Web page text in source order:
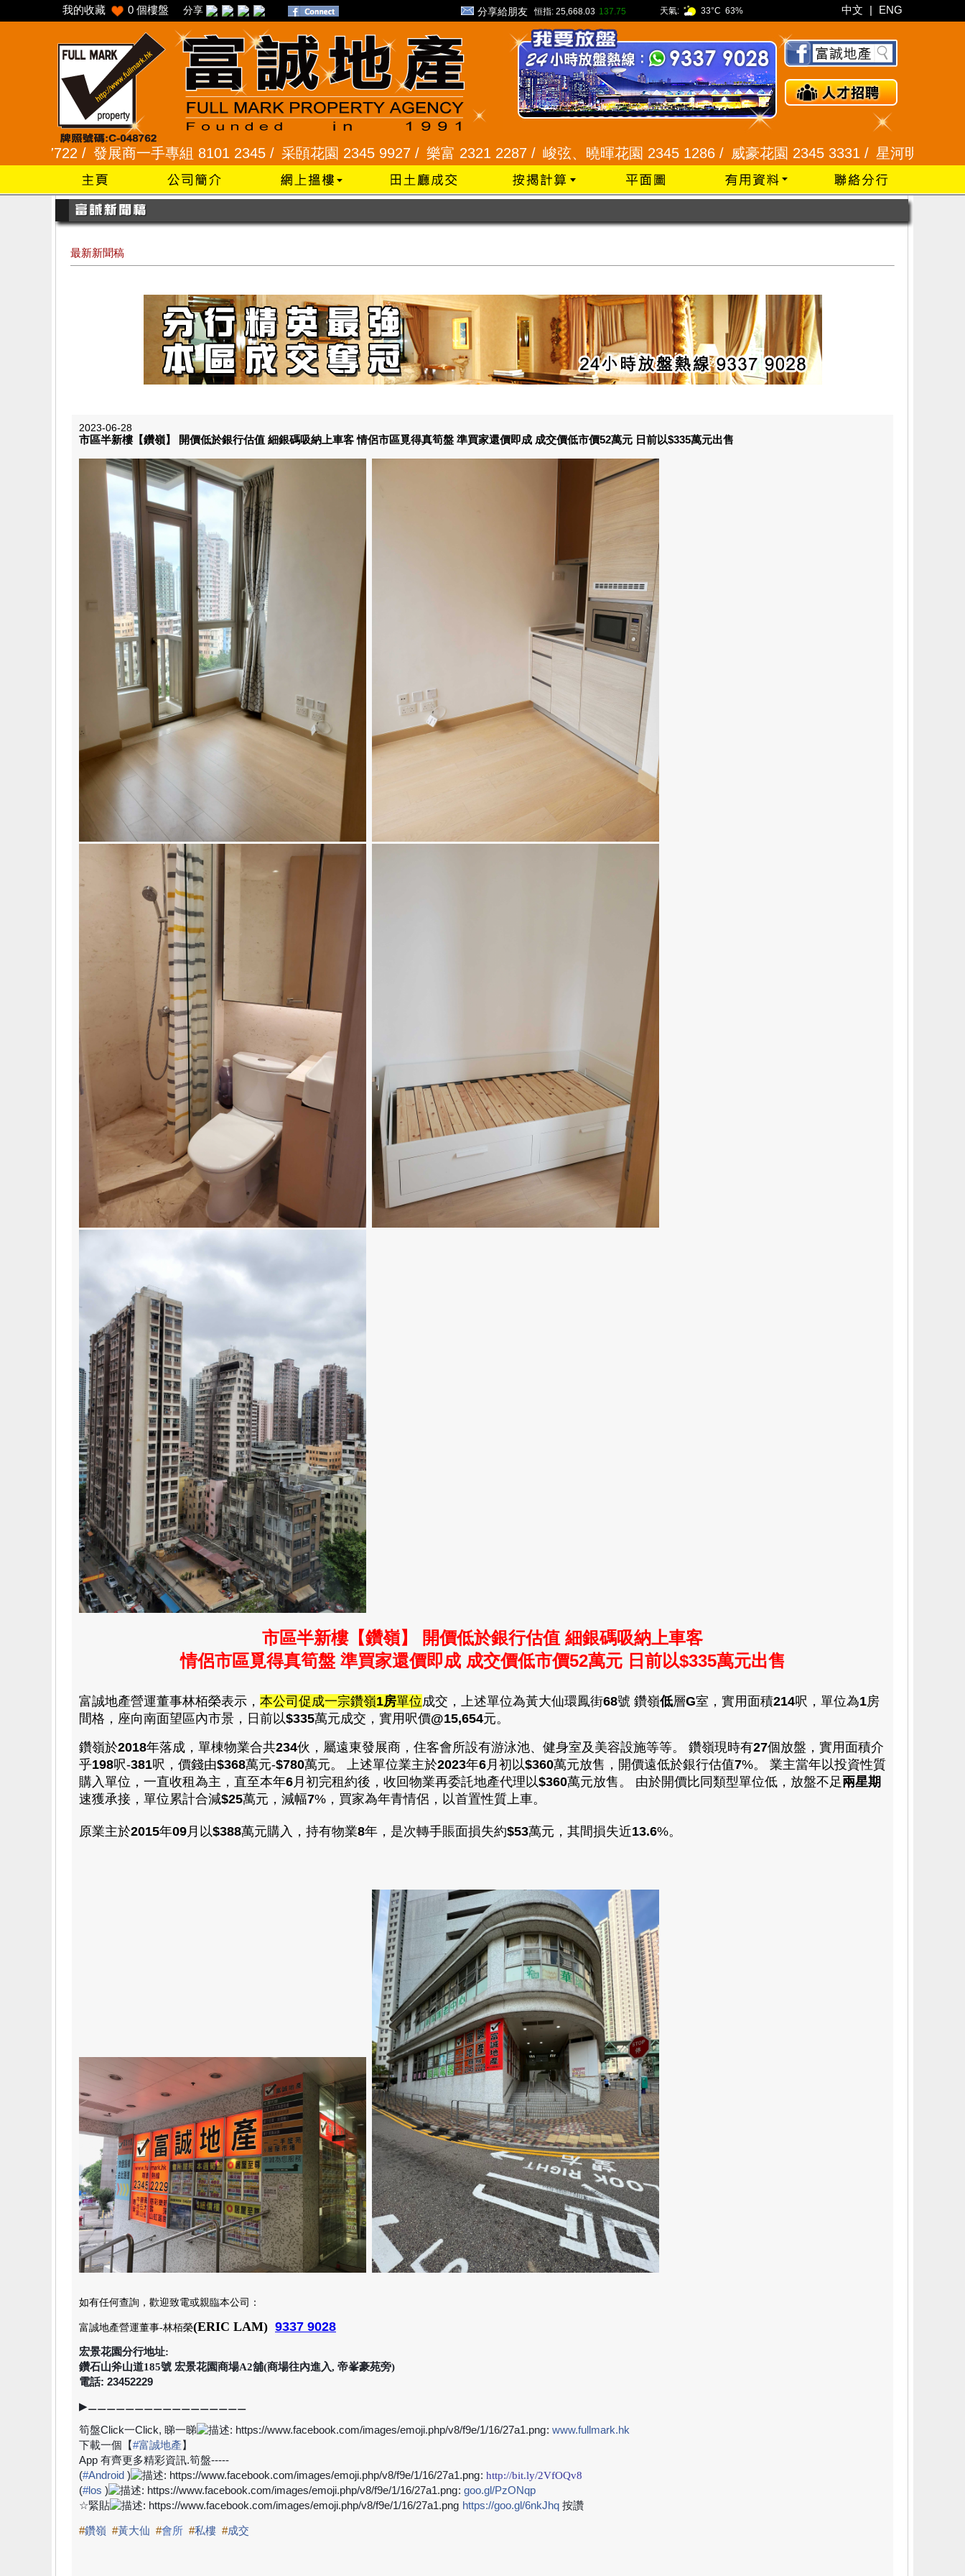
我的收藏 0 個樓盤 分享 分享給朋友 恒指: 25,668.03 137.75 天氣: 33°C 63% 中文 | ENG
展商一手專組 8101 2345 /采頣花園 2345 9927 /樂富 2321 2287 /峻弦、曉暉花園 2345 1286 /威豪花園 2345 3331 /星河明居、悅庭軒 2116
最新新聞稿
2023-06-28
市區半新樓【鑽嶺】 開價低於銀行估值 細銀碼吸納上車客 情侶市區覓得真筍盤 準買家還價即成 成交價低市價52萬元 日前以$335萬元出售
市區半新樓【鑽嶺】 開價低於銀行估值 細銀碼吸納上車客
情侶市區覓得真筍盤 準買家還價即成 成交價低市價52萬元 日前以$335萬元出售
富誠地產營運董事林栢榮表示 ， 本公司促成一宗鑽嶺1房單位成交 ， 上述單位為黃大仙環鳳街68號 鑽嶺低層G室 ， 實用面積214呎， 單位為1房
間格，座向南面望區內市景， 日前以$335萬元成交， 實用呎價@15,654元。
鑽嶺於2018年落成，單棟物業合共234伙，屬遠東發展商， 住客會所設有游泳池、健身室及美容設施等等。 鑽嶺現時有27個放盤，實用面積介
乎198呎-381呎，價錢由$368萬元-$780萬元。 上述單位業主於2023年6 月初以$360萬元放售，開價遠低於銀行估值7%。 業主當年以投資性質
購入單位，一直收租為主，直至本年6 月初完租約後，收回物業再委託地產代理以$360萬元放售。 由於開價比同類型單位低，放盤不足 兩星期
速獲承接，單位累計合減$25萬元，減幅7%，買家為年青情侶，以首置性質上車。
原業主於2015年09 月以$388萬元購入， 持有物業8年，是次轉手賬面損失約$53萬元，其間損失近13.6%。
如有任何查詢，歡迎致電或親臨本公司 ：
富誠地產營運董事-林栢榮(ERIC LAM) 9337 9028
宏景花園分行地址:
鑽石山斧山道185號 宏景花園商場A2舖(商場往內進入, 帝峯豪苑旁)
電話: 23452229
▶⚊⚊⚊⚊⚊⚊⚊⚊⚊⚊⚊⚊⚊⚊⚊⚊⚊
筍盤Click一Click, 睇一睇 : www.fullmark.hk
下載一個【#富誠地產】
App 有齊更多精彩資訊.筍盤-----
(#Android ) : http://bit.ly/2VfOQv8
(#los ) : goo.gl/PzONqp
☆緊貼 https://goo.gl/6nkJhq 按讚
#鑽嶺 #黃大仙 #會所 #私樓 #成交